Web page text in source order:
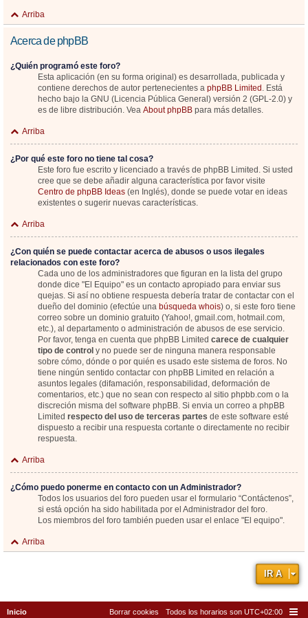
Arriba
Acerca de phpBB
¿Quién programó este foro?
Esta aplicación (en su forma original) es desarrollada, publicada y
contiene derechos de autor pertenecientes a phpBB Limited . Está
hecho bajo la GNU (Licencia Pública General) versión 2 (GPL-2.0) y
es de libre distribución. Vea About phpBB para más detalles.
Arriba
¿Por qué este foro no tiene tal cosa?
Este foro fue escrito y licenciado a través de phpBB Limited. Si usted
cree que se debe añadir alguna característica por favor visite
Centro de phpBB Ideas (en Inglés), donde se puede votar en ideas
existentes o sugerir nuevas características.
Arriba
¿Con quién se puede contactar acerca de abusos o usos ilegales
relacionados con este foro?
Cada uno de los administradores que figuran en la lista del grupo
donde dice "El Equipo" es un contacto apropiado para enviar sus
quejas. Si así no obtiene respuesta debería tratar de contactar con el
dueño del dominio (efectúe una búsqueda whois) o, si este foro tiene
correo sobre un dominio gratuito (Yahoo!, gmail.com, hotmail.com,
etc.), al departamento o administración de abusos de ese servicio.
Por favor, tenga en cuenta que phpBB Limited carece de cualquier
tipo de control y no puede ser de ninguna manera responsable
sobre cómo, dónde o por quién es usado este sistema de foros. No
tiene ningún sentido contactar con phpBB Limited en relación a
asuntos legales (difamación, responsabilidad, deformación de
comentarios, etc.) que no sean con respecto al sitio phpbb.com o la
discreción misma del software phpBB. Si envia un correo a phpBB
Limited respecto del uso de terceras partes de este software esté
dispuesto a recibir una respuesta cortante o directamente no recibir
respuesta.
Arriba
¿Cómo puedo ponerme en contacto con un Administrador?
Todos los usuarios del foro pueden usar el formulario “Contáctenos”,
si está opción ha sido habilitada por el Administrador del foro.
Los miembros del foro también pueden usar el enlace "El equipo".
Arriba
IR A
Inicio Todos los horarios son UTC+02:00
Borrar cookies